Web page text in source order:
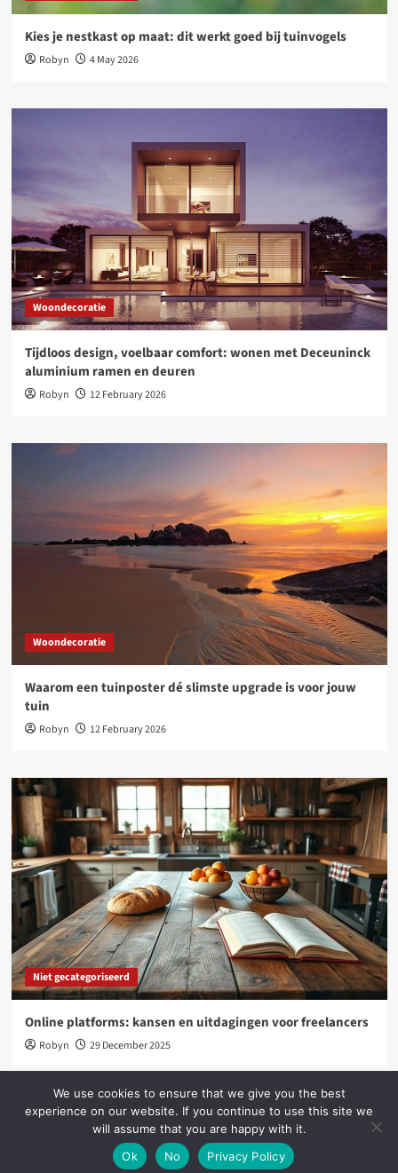
Kies je nestkast op maat: dit werkt goed bij tuinvogels
Robyn 4 May 2026
Woondecoratie
Tijdloos design, voelbaar comfort: wonen met Deceuninck
aluminium ramen en deuren
Robyn 12 February 2026
Woondecoratie
Waarom een tuinposter dé slimste upgrade is voor jouw
tuin
Robyn 12 February 2026
Niet gecategoriseerd
Online platforms: kansen en uitdagingen voor freelancers
Robyn 29 December 2025
Copyright © All rights reserved.|CoverNews
themes.
We use cookies to ensure that we give you the best
experience on our website. If you continue to use this site we
will assume that you are happy with it.
Ok
No Privacy Policy